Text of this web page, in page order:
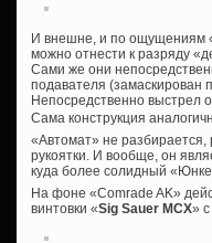
И внешне, и по ощущениям
можно отнести к разряду
Сами же они
подавателя (замаскирован
Непосредственно выстрел
Сама конструкция
«Автомат» не разбирается,
рукоятки. И вообще, он
куда более солидный
На фоне «Comrade AK»
винтовки «Sig Sauer MCX»